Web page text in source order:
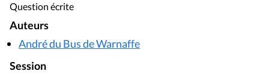
Question écrite
Auteurs
André du Bus de Warnaffe
Session